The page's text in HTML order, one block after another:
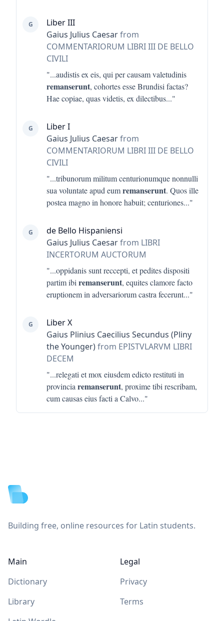
G
Liber III
Gaius Julius Caesarfrom
COMMENTARIORUM LIBRI III DE BELLO
CIVILI
"...audistis ex eis, qui per causam valetudinis
remanserunt, cohortes esse Brundisi factas?
Hae copiae, quas videtis, ex dilectibus..."
G
Liber I
Gaius Julius Caesarfrom
COMMENTARIORUM LIBRI III DE BELLO
CIVILI
"...tribunorum militum centurionumque nonnulli
sua voluntate apud eumremanserunt. Quos ille
postea magno in honore habuit; centuriones..."
G
de Bello Hispaniensi
Gaius Julius Caesarfrom LIBRI
INCERTORUM AUCTORUM
"...oppidanis sunt reccepti, et pedites dispositi
partim ibi remanserunt, equites clamore facto
eruptionem in adversariorum castra fecerunt..."
G
Liber X
Gaius Plinius Caecilius Secundus (Pliny
the Younger)from EPISTVLARVM LIBRI
DECEM
"...relegati et mox eiusdem edicto restituti in
provincia remanserunt, proxime tibi rescribam,
cum causas eius facti a Calvo..."
Building free, online resources for Latin students.
Main
Dictionary
Library
Legal
Privacy
Terms